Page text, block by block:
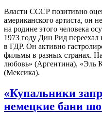
Власти СССР позитивно
американского артиста, он
на родине этого человека
1973 году Дин Рид переехал
в ГДР. Он активно
фильмы в разных странах.
любовь» (Аргентина), «Эль
(Мексика).
«Купальники
немецкие бани